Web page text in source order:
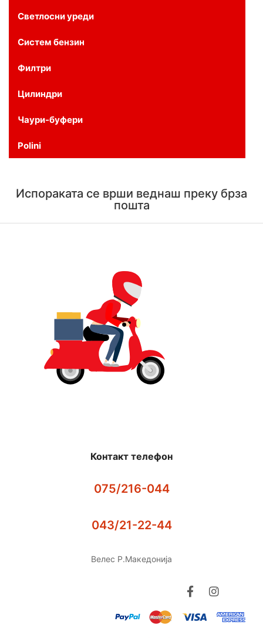
Светлосни уреди
Систем бензин
Филтри
Цилиндри
Чаури-буфери
Polini
Испораката се врши веднаш преку брза
пошта
Контакт телефон
075/216-044
043/21-22-44
Велес Р.Македонија